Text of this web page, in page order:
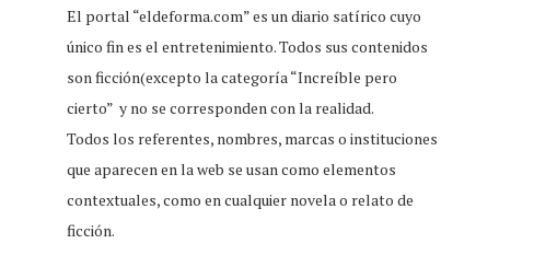
El portal “eldeforma.com” es un diario satírico cuyo
único fin es el entretenimiento. Todos sus contenidos
son ficción(excepto la categoría “Increíble pero
cierto” y no se corresponden con la realidad.
Todos los referentes, nombres, marcas o instituciones
que aparecen en la web se usan como elementos
contextuales, como en cualquier novela o relato de
ficción.